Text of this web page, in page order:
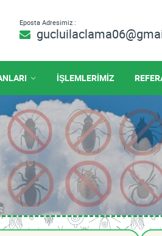
Eposta Adresimiz :
İŞLEMLERİMİZ